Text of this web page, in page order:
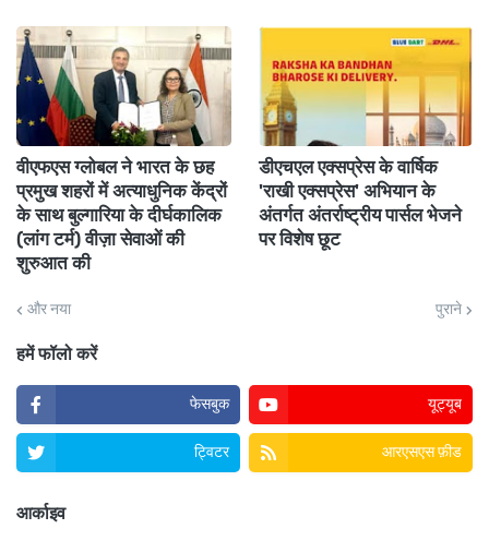
वीएफएस ग्लोबल ने भारत के छह
प्रमुख शहरों में अत्याधुनिक केंद्रों
के साथ बुल्गारिया के दीर्घकालिक
(लांग टर्म) वीज़ा सेवाओं की
शुरुआत की
डीएचएल एक्सप्रेस के वार्षिक
'राखी एक्सप्रेस' अभियान के
अंतर्गत अंतर्राष्ट्रीय पार्सल भेजने
पर विशेष छूट
और नया पुराने
हमें फॉलो करें
फेसबुक यूट्यूब
ट्विटर आरएसएस फ़ीड
आर्काइव